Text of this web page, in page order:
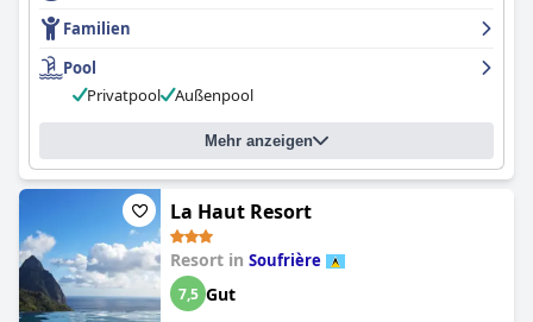
Familien
Pool
Privatpool
Außenpool
Mehr anzeigen
La Haut Resort
Resort in Soufrière
7,5 Gut